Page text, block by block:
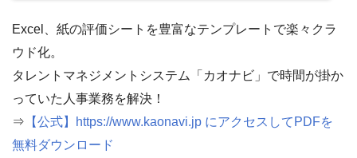
Excel、紙の評価シートを豊富なテンプレートで楽々クラ
ウド化。
タレントマネジメントシステム「カオナビ」で時間が掛か
っていた人事業務を解決！
⇒ 【公式】https://www.kaonavi.jp にアクセスしてPDFを
無料ダウンロード